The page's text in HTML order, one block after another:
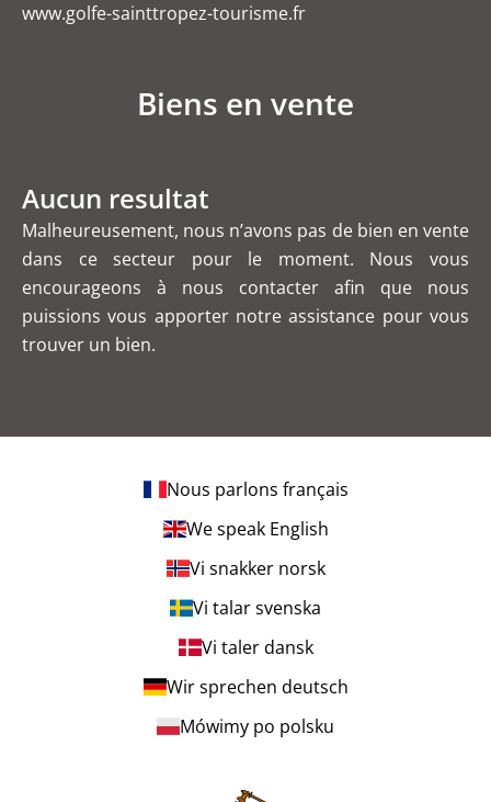
www.golfe-sainttropez-tourisme.fr
Biens en vente
Aucun resultat
Malheureusement, nous n’avons pas de bien en vente
dans ce secteur pour le moment. Nous vous
encourageons à nous contacter afin que nous
puissions vous apporter notre assistance pour vous
trouver un bien.
Nous parlons français
We speak English
Vi snakker norsk
Vi talar svenska
Vi taler dansk
Wir sprechen deutsch
Mówimy po polsku